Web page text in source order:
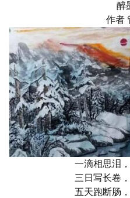
醉
作者
一滴相思泪
三日写长卷
五天跑断肠